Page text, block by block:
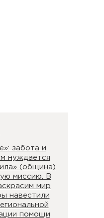
забота и
нуждается
(община)
миссию. В
мир
навестили
помощи